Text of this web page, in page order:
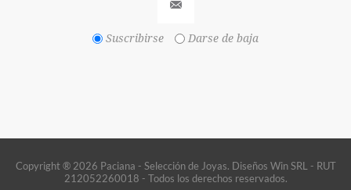
Suscribirse Darse de baja
Copyright ® 2026 Paciana - Selección de Joyas. Diseños Win SRL - RUT
212052260018 - Todos los derechos reservados.